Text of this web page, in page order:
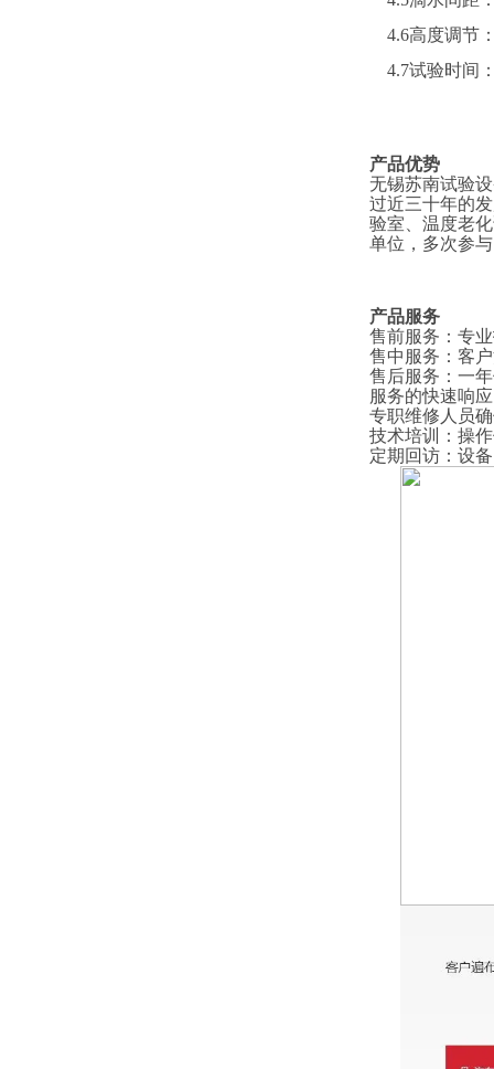
4.6高度调节
4.7试验时间
产品优势
无锡苏南试验
过近三十年的
验室、温度老
单位，多次参
产品服务
售前服务 ： 专
售中服务 ： 客
售后服务 ： 一
服务的快速响应
专职维修人员
技术培训
： 操
定期回访 ： 设